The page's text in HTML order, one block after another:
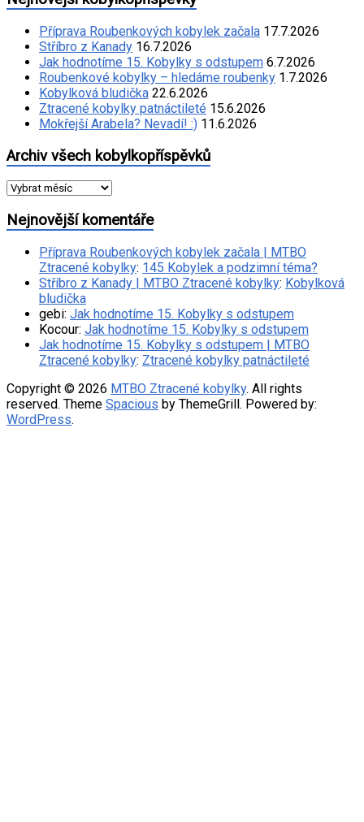
Příprava Roubenkových kobylek začala 17.7.2026
Stříbro z Kanady 16.7.2026
Jak hodnotíme 15. Kobylky s odstupem 6.7.2026
Roubenkové kobylky – hledáme roubenky 1.7.2026
Kobylková bludička 22.6.2026
Ztracené kobylky patnáctileté 15.6.2026
Mokřejší Arabela? Nevadí! :) 11.6.2026
Archiv všech kobylkopříspěvků
Archiv
kobylkopříspěvků
Nejnovější komentáře
Příprava Roubenkových kobylek začala | MTBO
Ztracené kobylky: 145 Kobylek a podzimní téma?
Stříbro z Kanady | MTBO Ztracené kobylky: Kobylková
bludička
gebi: Jak hodnotíme 15. Kobylky s odstupem
Kocour: Jak hodnotíme 15. Kobylky s odstupem
Jak hodnotíme 15. Kobylky s odstupem | MTBO
Ztracené kobylky: Ztracené kobylky patnáctileté
Copyright © 2026 MTBO Ztracené kobylky. All rights
reserved. Theme Spacious by ThemeGrill. Powered by:
WordPress.